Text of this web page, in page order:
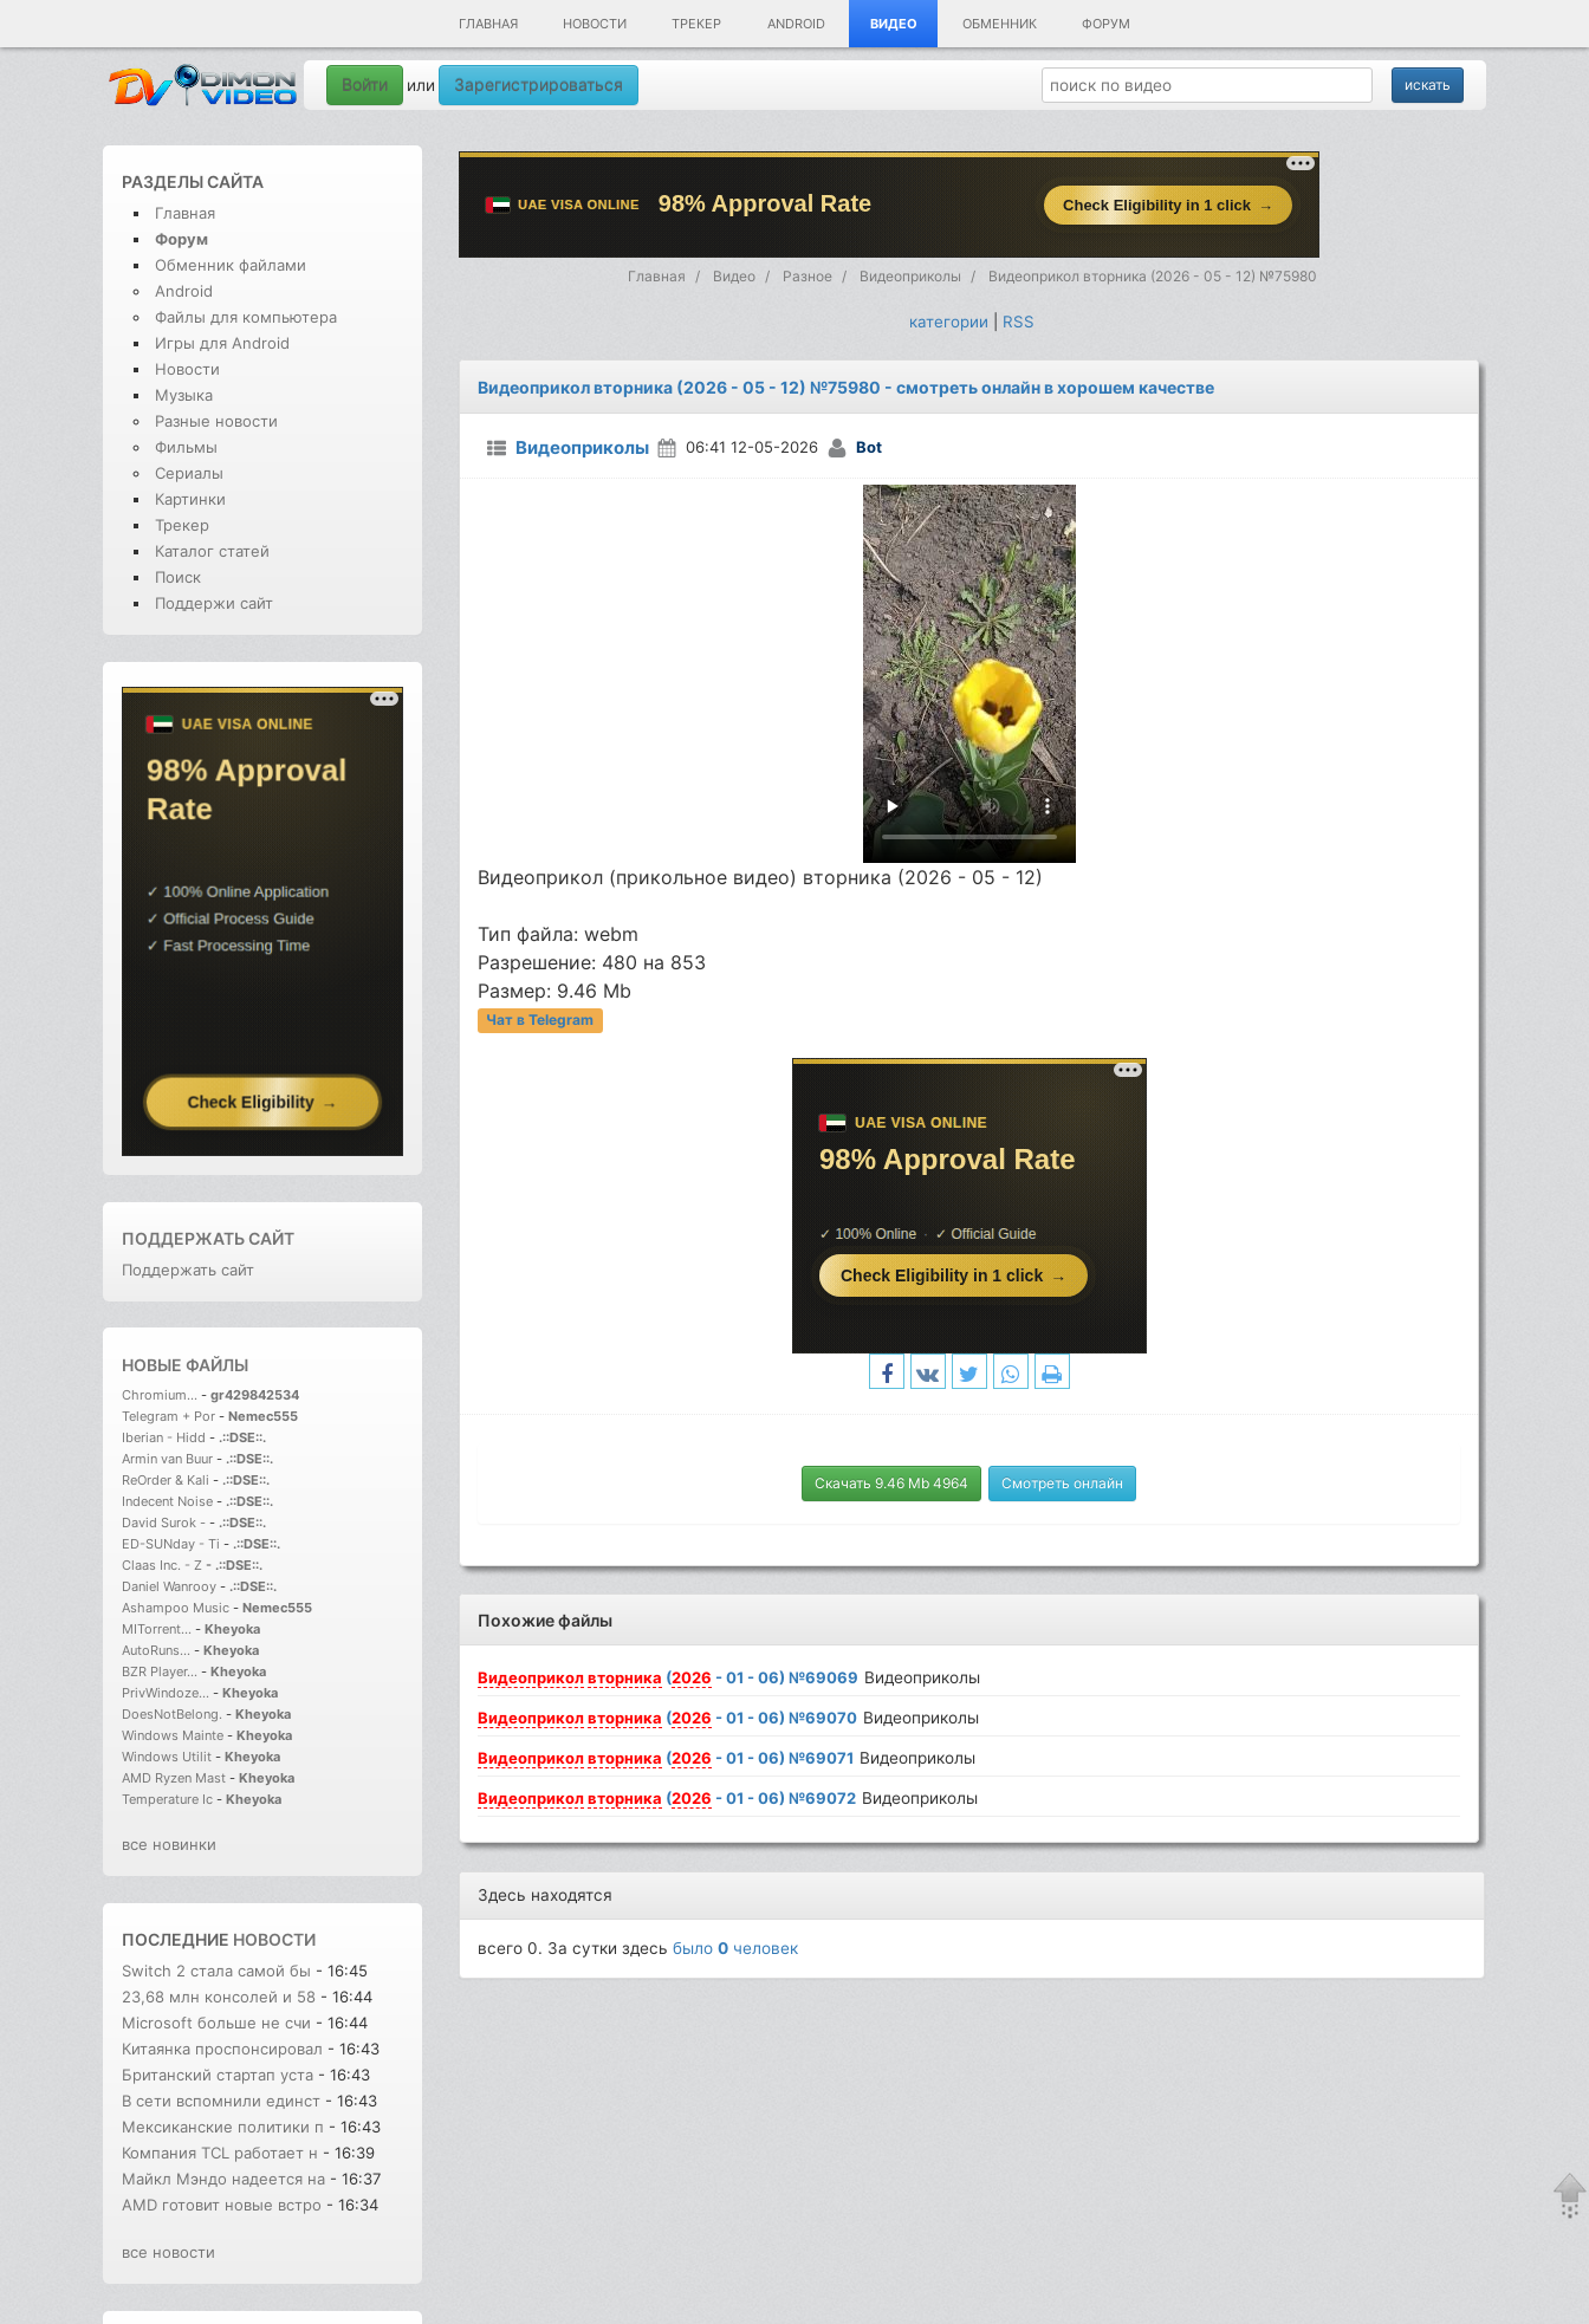
ГЛАВНАЯ НОВОСТИ ТРЕКЕР ANDROID ВИДЕО ОБМЕННИК ФОРУМ
Войти или Зарегистрироваться
РАЗДЕЛЫ САЙТА
Главная
Форум
Обменник файлами
Android
Файлы для компьютера
Игры для Android
Новости
Музыка
Разные новости
Фильмы
Сериалы
Картинки
Трекер
Каталог статей
Поиск
Поддержи сайт
ПОДДЕРЖАТЬ САЙТ
Поддержать сайт
НОВЫЕ ФАЙЛЫ
Chromium... - gr429842534
Telegram + Por - Nemec555
Iberian - Hidd - .::DSE::.
Armin van Buur - .::DSE::.
ReOrder & Kali - .::DSE::.
Indecent Noise - .::DSE::.
David Surok - - .::DSE::.
ED-SUNday - Ti - .::DSE::.
Claas Inc. - Z - .::DSE::.
Daniel Wanrooy - .::DSE::.
Ashampoo Music - Nemec555
MITorrent... - Kheyoka
AutoRuns... - Kheyoka
BZR Player... - Kheyoka
PrivWindoze... - Kheyoka
DoesNotBelong. - Kheyoka
Windows Mainte - Kheyoka
Windows Utilit - Kheyoka
AMD Ryzen Mast - Kheyoka
Temperature Ic - Kheyoka
все новинки
ПОСЛЕДНИЕ НОВОСТИ
Switch 2 стала самой бы - 16:45
23,68 млн консолей и 58 - 16:44
Microsoft больше не счи - 16:44
Китаянка проспонсировал - 16:43
Британский стартап уста - 16:43
В сети вспомнили единст - 16:43
Мексиканские политики п - 16:43
Компания TCL работает н - 16:39
Майкл Мэндо надеется на - 16:37
AMD готовит новые встро - 16:34
все новости
Главная Видео Разное Видеоприколы Видеоприкол вторника (2026 - 05 - 12) №75980
категории RSS
Видеоприкол вторника (2026 - 05 - 12) №75980 - смотреть онлайн в хорошем качестве
Видеоприколы 06:41 12-05-2026 Bot
Видеоприкол (прикольное видео) вторника (2026 - 05 - 12)
Тип файла: webm
Разрешение: 480 на 853
Размер: 9.46 Mb
Чат в Telegram
Скачать 9.46 Mb 4964 Смотреть онлайн
Похожие файлы
Видеоприколвторника (2026 - 01 - 06) №69069 Видеоприколы
Видеоприколвторника (2026 - 01 - 06) №69070 Видеоприколы
Видеоприколвторника (2026 - 01 - 06) №69071 Видеоприколы
Видеоприколвторника (2026 - 01 - 06) №69072 Видеоприколы
Здесь находятся
всего 0. За сутки здесьбыло0 человек